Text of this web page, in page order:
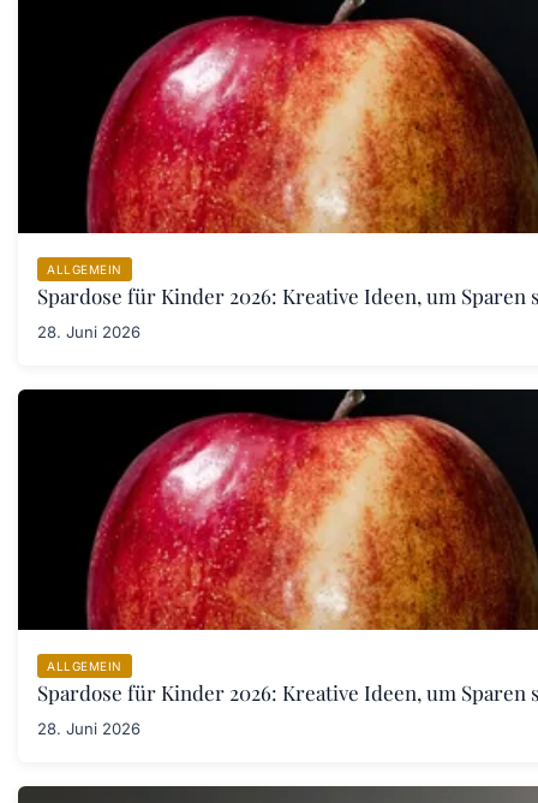
ALLGEMEIN
Spardose für Kinder 2026: Kreative Ideen, um
28. Juni 2026
ALLGEMEIN
Spardose für Kinder 2026: Kreative Ideen, um
28. Juni 2026